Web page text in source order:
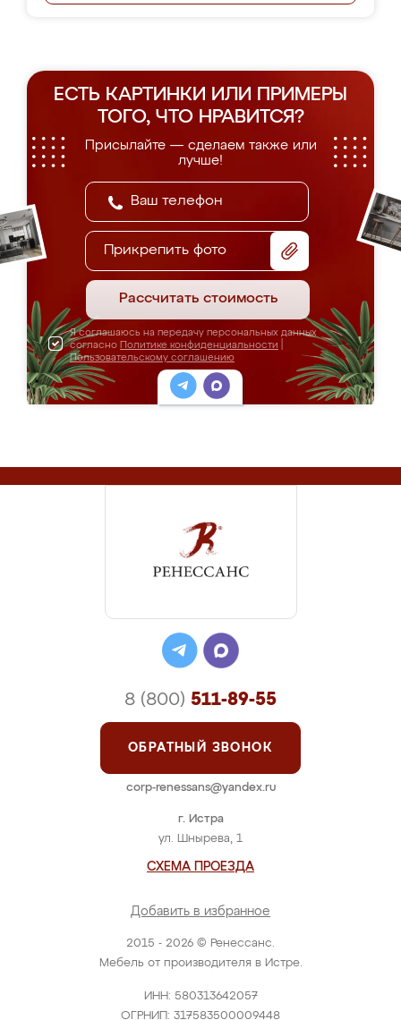
ЕСТЬ КАРТИНКИ ИЛИ ПРИМЕРЫ
ТОГО, ЧТО НРАВИТСЯ?
Присылайте — сделаем также или
лучше!
Прикрепить фото
Рассчитать стоимость
Я соглашаюсь на передачу персональных данных
согласно Политике конфиденциальности
Пользовательскому соглашению
2015 - 2026 © Ренессанс.
Мебель от производителя в Истре.
ИНН: 580313642057
ОГРНИП: 317583500009448
г. Истра
ул. Шнырева, 1
СХЕМА ПРОЕЗДА
Добавить в избранное
8 (800) 511-89-55
ОБРАТНЫЙ ЗВОНОК
corp-renessans@yandex.ru